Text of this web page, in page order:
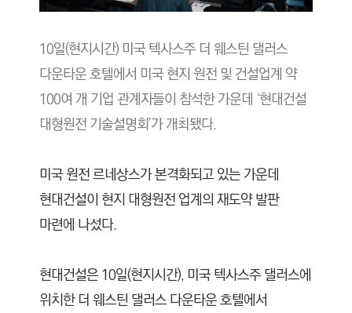
10일(현지시간) 미국 텍사스주 더 웨스틴 댈러스
다운타운 호텔에서 미국 현지 원전 및 건설업계 약
100여 개 기업 관계자들이 참석한 가운데 ‘현대건설
대형원전 기술설명회’가 개최됐다.
미국 원전 르네상스가 본격화되고 있는 가운데
현대건설이 현지 대형원전 업계의 재도약 발판
마련에 나섰다.
현대건설은 10일(현지시간), 미국 텍사스주 댈러스에
위치한 더 웨스틴 댈러스 다운타운 호텔에서